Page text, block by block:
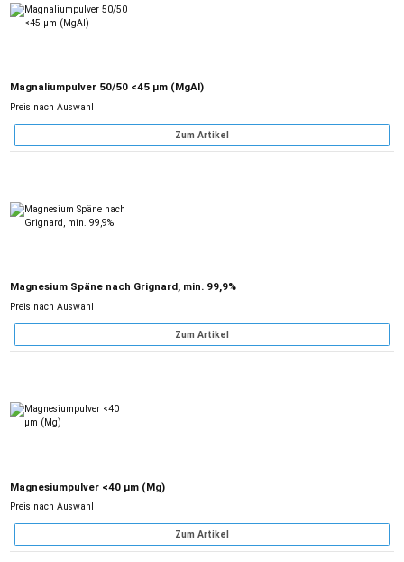
Magnaliumpulver 50/50 <45 µm (MgAl)
Preis nach Auswahl
Zum Artikel
Magnesium Späne nach Grignard, min. 99,9%
Preis nach Auswahl
Zum Artikel
Magnesiumpulver <40 µm (Mg)
Preis nach Auswahl
Zum Artikel